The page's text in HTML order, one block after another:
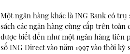
Một ngân hàng khác là ING Bank có
sách các ngân hàng cùng cấp trên
được biết đến như một ngân hàng tiên
số ING Direct vào năm 1997 vào thời